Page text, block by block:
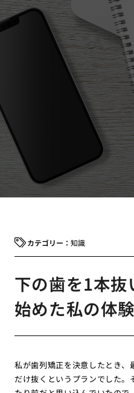
知識
下の歯を1本抜
始めた私の体
私が歯列矯正を決意したとき
だけ抜くというプランでした